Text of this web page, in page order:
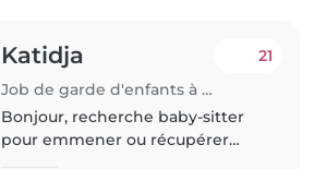
Katidja
Job de garde d'enfants à Les Mureaux
21
Bonjour, recherche baby-sitter
pour emmener ou récupérer